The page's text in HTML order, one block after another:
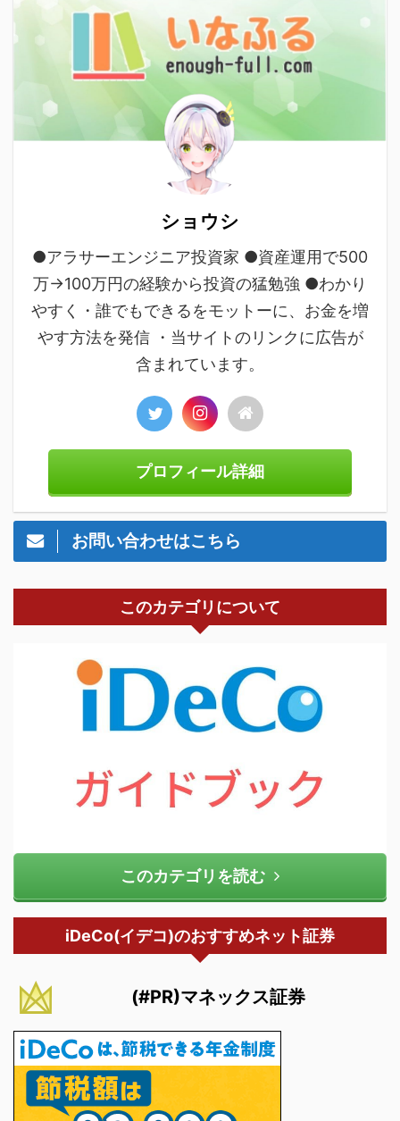
ショウシ
●アラサーエンジニア投資家 ●資産運用で500
万→100万円の経験から投資の猛勉強 ●わかり
やすく・誰でもできるをモットーに、お金を増
やす方法を発信 ・当サイトのリンクに広告が
含まれています。
プロフィール詳細
お問い合わせはこちら
このカテゴリについて
このカテゴリを読む
iDeCo(イデコ)のおすすめネット証券
(#PR)マネックス証券